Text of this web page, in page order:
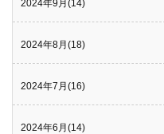
2024年9月(14)
2024年8月(18)
2024年7月(16)
2024年6月(14)